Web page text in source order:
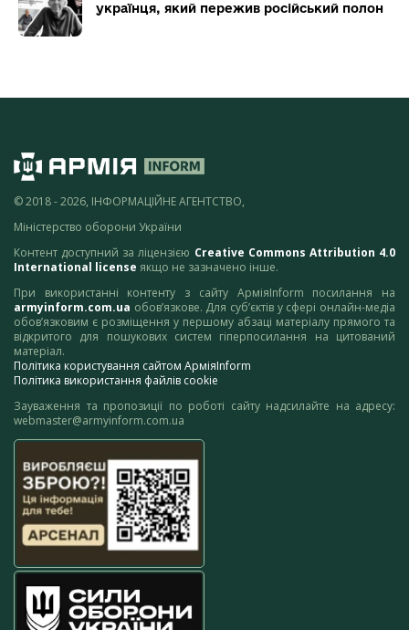
українця, який пережив російський полон
© 2018 - 2026, ІНФОРМАЦІЙНЕ АГЕНТСТВО,
Міністерство оборони України
Контент доступний за ліцензією Creative Commons Attribution 4.0
International license якщо не зазначено інше.
При використанні контенту з сайту АрміяInform посилання на
armyinform.com.ua обов’язкове. Для суб’єктів у сфері онлайн-медіа
обов’язковим є розміщення у першому абзаці матеріалу прямого та
відкритого для пошукових систем гіперпосилання на цитований
матеріал.
Політика користування сайтом АрміяInform
Політика використання файлів cookie
Зауваження та пропозиції по роботі сайту надсилайте на адресу:
webmaster@armyinform.com.ua